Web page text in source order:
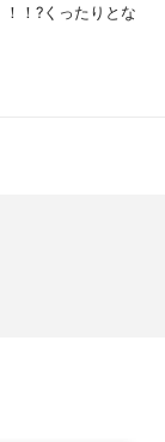
！?くったりとな